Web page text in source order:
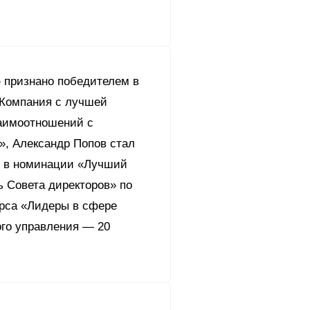
Группы
центр «Акрон
безопасность
Корпоративной
победителем в
с лучшей
с
Александр Попов стал
в номинации «Лучший
Совета директоров» по
«Лидеры в сфере
управления — 20